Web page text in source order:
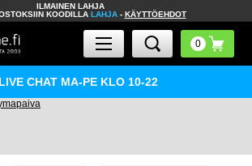
ILMAINEN LAHJA
KOODILLA LAHJA- KÄYTTÖEHDOT
LIVE CHAT MA-PE KLO 10-22